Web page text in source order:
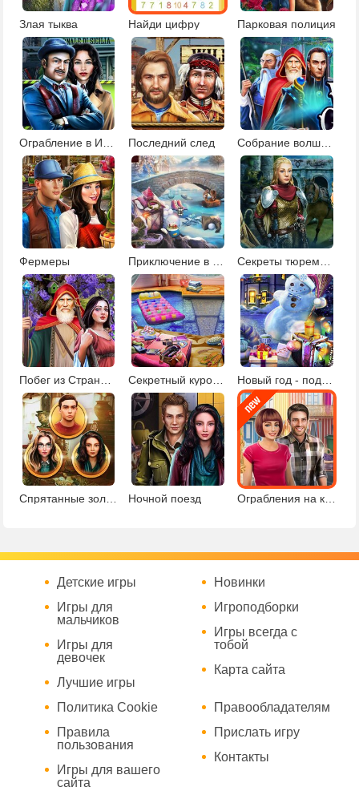
Злая тыква Найди цифру Парковая полиция
Последний след Собрание волшебников
Фермеры
Секретный курорт для знаменитостей
Спрятанные золотые монеты Ночной поезд Ограбления на курорте
Детские игры
Игры для
мальчиков
Игры для
девочек
Лучшие игры
Новинки
Игроподборки
Игры всегда с
тобой
Карта сайта
Политика Cookie
Правила
пользования
Игры для вашего
сайта
Правообладателям
Прислать игру
Контакты